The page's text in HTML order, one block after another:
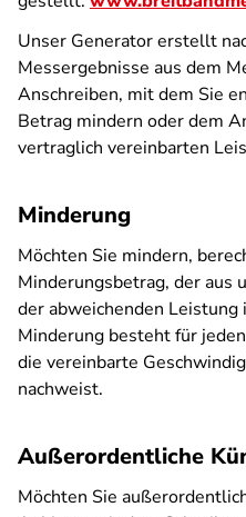
Unser Generator erstellt
Messergebnisse aus dem
Anschreiben, mit dem Sie
Betrag mindern oder dem
vertraglich vereinbarten
Minderung
Möchten Sie mindern,
Minderungsbetrag, der aus
der abweichenden Leistung
Minderung besteht für
die vereinbarte
nachweist.
Außerordentliche
Möchten Sie